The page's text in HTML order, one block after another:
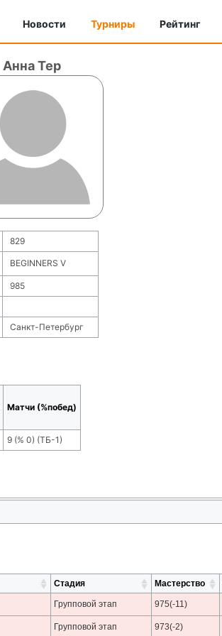
Новости Турниры Рейтинг
Анна Тер
829
BEGINNERS V
985
Санкт-Петербург
Матчи (%побед)
9 (% 0) (ТБ-1)
Стадия Мастерство
Групповой этап 975(-11)
Групповой этап 973(-2)